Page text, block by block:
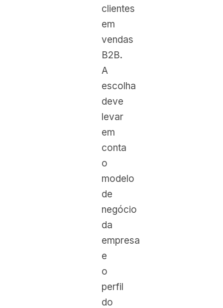
clientes
em
vendas
B2B.
A
escolha
deve
levar
em
conta
o
modelo
de
negócio
da
empresa
e
o
perfil
do